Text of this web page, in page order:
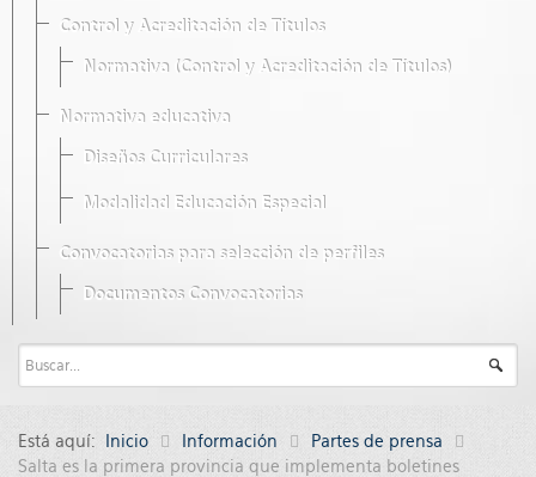
Control y Acreditación de Títulos
Normativa (Control y Acreditación de Títulos)
Normativa educativa
Diseños Curriculares
Modalidad Educación Especial
Convocatorias para selección de perfiles
Documentos Convocatorias
Está aquí: Inicio Información
Partes de prensa
Salta es la primera provincia que implementa boletines